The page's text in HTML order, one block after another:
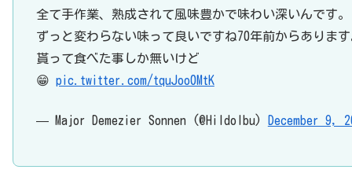
全て手作業、熟成されて風味豊かで味わい深いんです。
ずっと変わらない味って良いですね70年前からありま
貰って食べた事しか無いけど
😁 pic.twitter.com/tquJoo0MtK
— Major Demezier Sonnen (@Hildolbu) December 9,